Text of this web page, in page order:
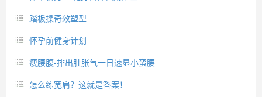
踏板操奇效塑型
怀孕前健身计划
瘦腰腹-排出肚胀气一日速显小蛮腰
怎么练宽肩？这就是答案！